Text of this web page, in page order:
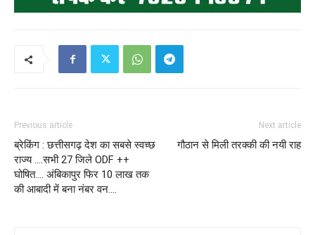
Previous article
ब्रेकिंग : छत्तीसगढ़ देश का सबसे स्वच्छ
राज्य ….सभी 27 जिले ODF ++
घोषित…. अंबिकापुर फिर 10 लाख तक
की आबादी में बना नंबर वन….
Next article
गौठान से मिली तरक्की की नयी राह